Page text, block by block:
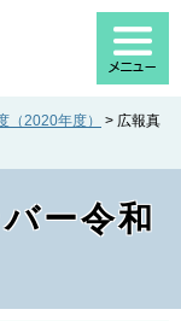
（2020年度） > 広報真
ー令和